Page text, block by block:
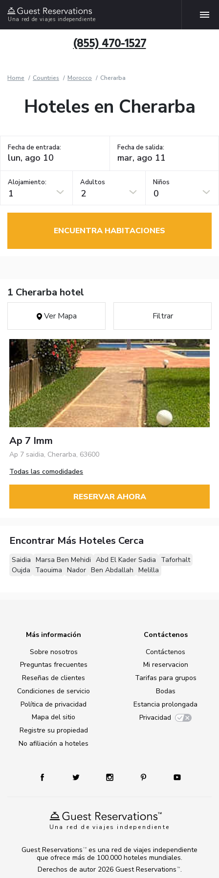
Una red de viajes independiente
(855) 470-1527
Home Countries Morocco Cherarba
Hoteles en Cherarba
Fecha de entrada: Fecha de salida:
Alojamiento:
1
Adultos
2
Niños
0
ENCUENTRA HABITACIONES
1 Cherarba hotel
Ver Mapa Filtrar
Ap 7 Imm
Ap 7 saidia, Cherarba, 63600
Todas las comodidades
RESERVAR AHORA
Encontrar Más Hoteles Cerca
Saidia Marsa Ben Mehidi Abd El Kader Sadia
Taforhalt
Oujda
Taouima Nador Ben Abdallah Melilla
Una red de viajes independiente
Más información
Sobre nosotros
Preguntas frecuentes
Reseñas de clientes
Condiciones de servicio
Política de privacidad
Mapa del sitio
Registre su propiedad
No afiliación a hoteles
Contáctenos
Contáctenos
Mi reservacion
Tarifas para grupos
Bodas
Estancia prolongada
Privacidad
Derechos de autor 2026 Guest Reservations TM .
Guest Reservations TM
es una red de viajes independiente
que ofrece más de 100.000 hoteles mundiales.